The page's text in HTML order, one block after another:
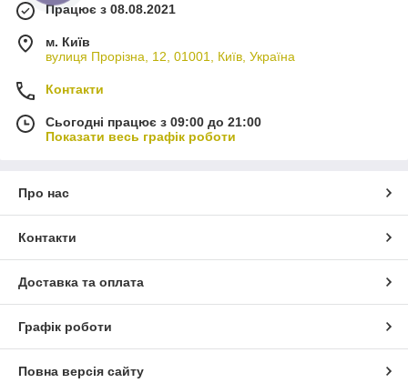
Працює з 08.08.2021
м. Київ
вулиця Прорізна, 12, 01001, Київ, Україна
Контакти
Сьогодні працює з 09:00 до 21:00
Показати весь графік роботи
Про нас
Контакти
Доставка та оплата
Графік роботи
Повна версія сайту